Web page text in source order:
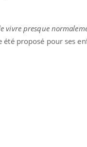
vivre presque
été proposé pour ses